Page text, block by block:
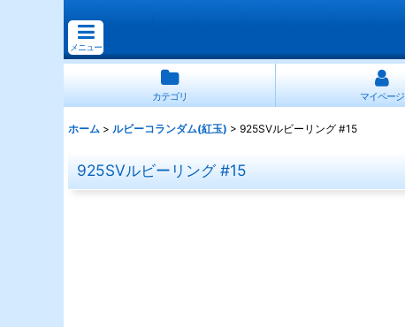
メニュー
カテゴリ マイページ
ホーム > ルビーコランダム(紅玉) > 925SVルビーリング #15
925SVルビーリング #15